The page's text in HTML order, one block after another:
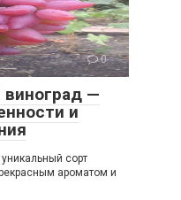
0
виноград —
и
сорт
ароматом и